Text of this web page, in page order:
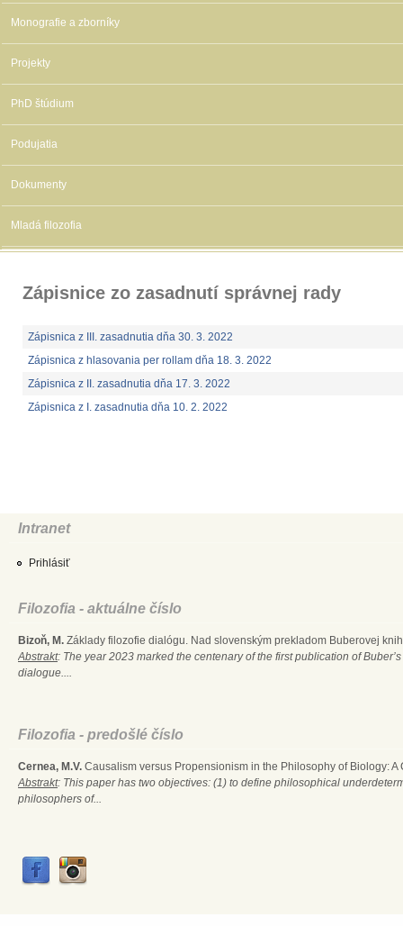
Monografie a zborníky
Projekty
PhD štúdium
Podujatia
Dokumenty
Mladá filozofia
Zápisnice zo zasadnutí správnej rady
Zápisnica z III. zasadnutia dňa 30. 3. 2022
Zápisnica z hlasovania per rollam dňa 18. 3. 2022
Zápisnica z II. zasadnutia dňa 17. 3. 2022
Zápisnica z I. zasadnutia dňa 10. 2. 2022
Intranet
Prihlásiť
Filozofia - aktuálne číslo
Bizoň, M. Základy filozofie dialógu. Nad slovenským prekladom Buberovej
Abstrakt: The year 2023 marked the centenary of the first publication of
dialogue....
Filozofia - predošlé číslo
Cernea, M.V. Causalism versus Propensionism in the Philosophy of Biology:
Abstrakt: This paper has two objectives: (1) to define philosophical
philosophers of...